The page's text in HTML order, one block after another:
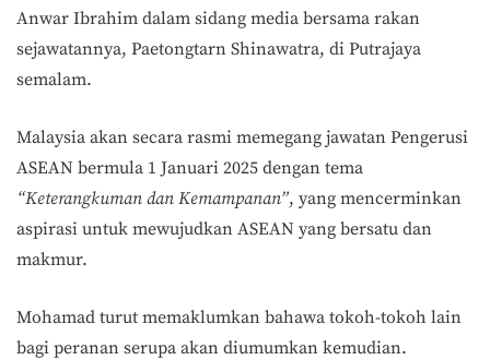
Anwar Ibrahim dalam sidang media bersama rakan
sejawatannya, Paetongtarn Shinawatra, di Putrajaya
semalam.
Malaysia akan secara rasmi memegang jawatan Pengerusi
ASEAN bermula 1 Januari 2025 dengan tema
“Keterangkuman dan Kemampanan”, yang mencerminkan
aspirasi untuk mewujudkan ASEAN yang bersatu dan
makmur.
Mohamad turut memaklumkan bahawa tokoh-tokoh lain
bagi peranan serupa akan diumumkan kemudian.